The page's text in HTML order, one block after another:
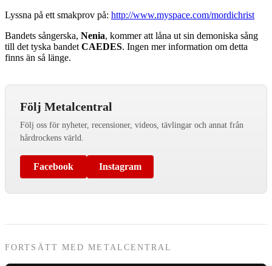
Lyssna på ett smakprov på: http://www.myspace.com/mordichrist
Bandets sångerska, Nenia, kommer att låna ut sin demoniska sång
till det tyska bandet CAEDES. Ingen mer information om detta
finns än så länge.
Följ Metalcentral
Följ oss för nyheter, recensioner, videos, tävlingar och annat från
hårdrockens värld.
Facebook Instagram
FORTSÄTT MED METALCENTRAL